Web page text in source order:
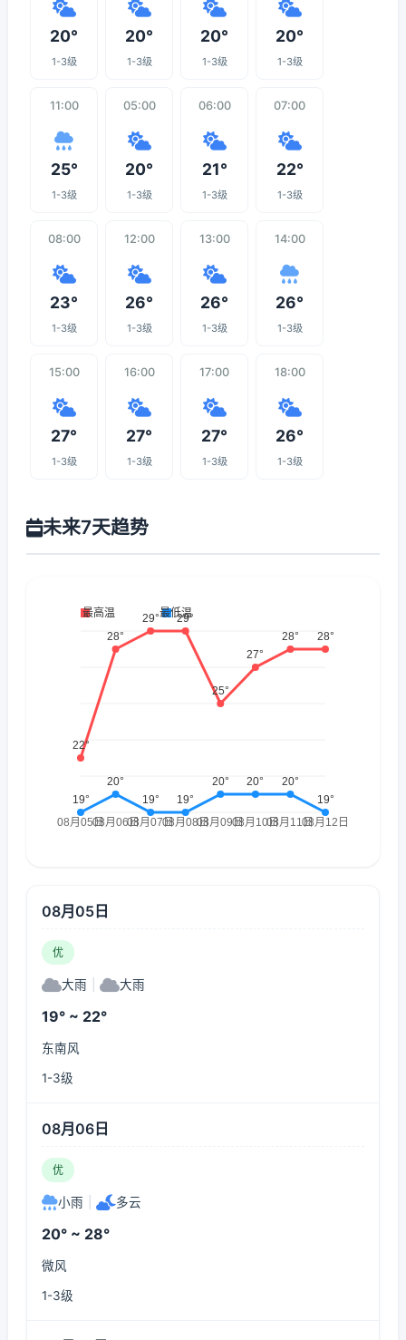
20°
1-3级
20°
1-3级
20°
1-3级
20°
1-3级
11:00
25°
1-3级
05:00
20°
1-3级
06:00
21°
1-3级
07:00
22°
1-3级
08:00
23°
1-3级
12:00
26°
1-3级
13:00
26°
1-3级
14:00
26°
1-3级
15:00
27°
1-3级
16:00
27°
1-3级
17:00
27°
1-3级
18:00
26°
1-3级
未来7天趋势
08月05日
优
大雨 大雨
19° ~ 22°
东南风
1-3级
08月06日
优
小雨 多云
20° ~ 28°
微风
1-3级